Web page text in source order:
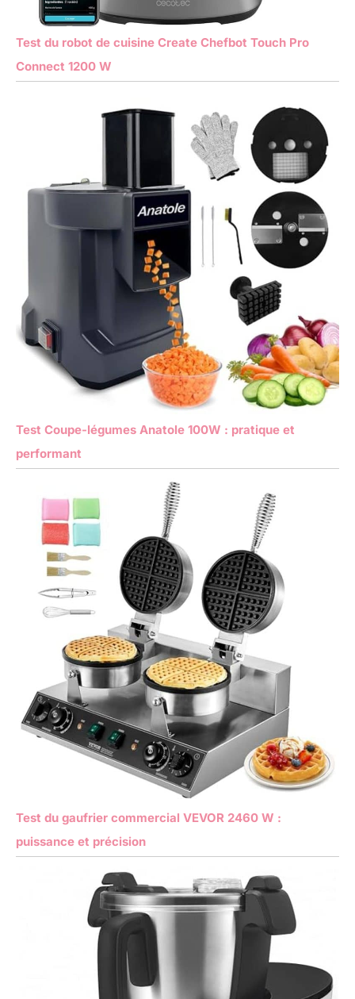
Test du robot de cuisine Create Chefbot Touch Pro
Connect 1200 W
Test Coupe-légumes Anatole 100W : pratique et
performant
Test du gaufrier commercial VEVOR 2460 W :
puissance et précision